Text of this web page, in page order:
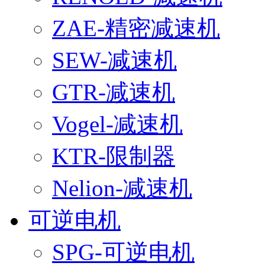
ZAE-精密减速机
SEW-减速机
GTR-减速机
Vogel-减速机
KTR-限制器
Nelion-减速机
可逆电机
SPG-可逆电机